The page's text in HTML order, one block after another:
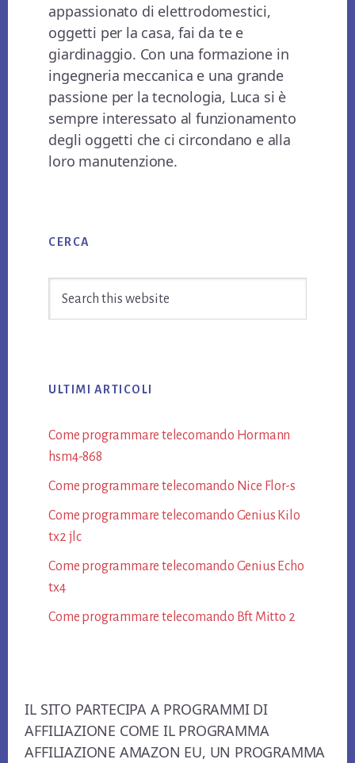
appassionato di elettrodomestici,
oggetti per la casa, fai da te e
giardinaggio. Con una formazione in
ingegneria meccanica e una grande
passione per la tecnologia, Luca si è
sempre interessato al funzionamento
degli oggetti che ci circondano e alla
loro manutenzione.
Sidebar
CERCA
ULTIMI ARTICOLI
Come programmare telecomando Hormann​
hsm4-868​
Come programmare telecomando Nice Flor-s​
Come programmare telecomando Genius Kilo
tx2 jlc​
Come programmare telecomando Genius Echo
tx4​
Come programmare telecomando Bft Mitto 2​
IL SITO PARTECIPA A PROGRAMMI DI
AFFILIAZIONE COME IL PROGRAMMA
AFFILIAZIONE AMAZON EU, UN PROGRAMMA